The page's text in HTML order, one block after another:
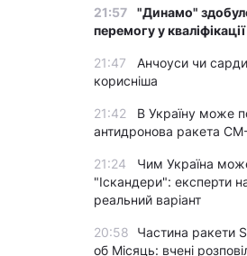
21:57
"Динамо"
перемогу у
21:47
Анчоуси чи
корисніша
21:42
В Україну може
антидронова ракета
21:24
Чим Україна
"Іскандери": експерти
реальний варіант
20:58
Частина ракети
об Місяць: вчені